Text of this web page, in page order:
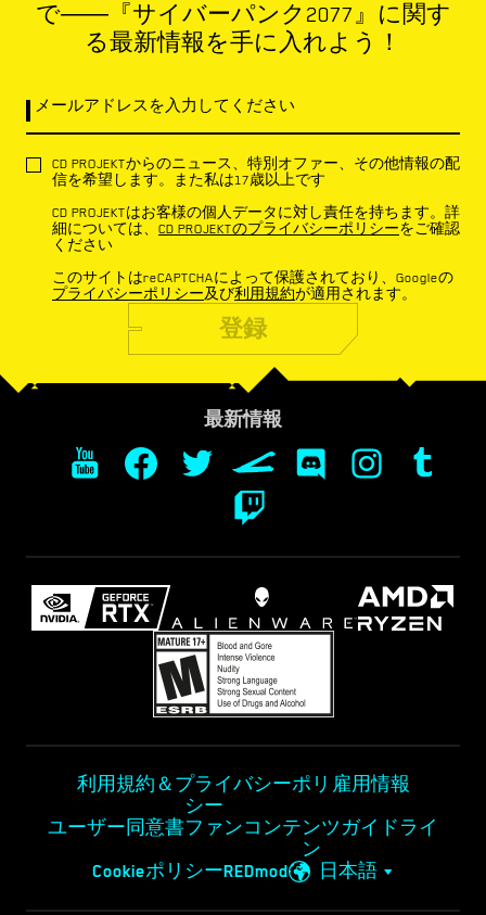
で――『サイバーパンク2077』に関す
る最新情報を手に入れよう！
メールアドレスを入力してください
CD PROJEKTからのニュース、特別オファー、その他情報の配
信を希望します。また私は17歳以上です
CD PROJEKTはお客様の個人データに対し責任を持ちます。詳
細については、 CD PROJEKTのプライバシーポリシーをご確認
ください
このサイトはreCAPTCHAによって保護されており、Googleの
プライバシーポリシー及び利用規約が適用されます。
登録
最新情報
利用規約＆プライバシーポリ
シー
雇用情報
ユーザー同意書ファンコンテンツガイドライ
ン
CookieポリシーREDmod 日本語